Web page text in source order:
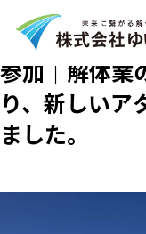
2026.02.21
【東郷町】
参加｜解体業
り、新しいア
ました。